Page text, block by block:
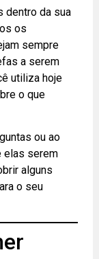
dentro da sua
os
sempre
a serem
utiliza hoje
o que
ou ao
elas serem
alguns
o seu